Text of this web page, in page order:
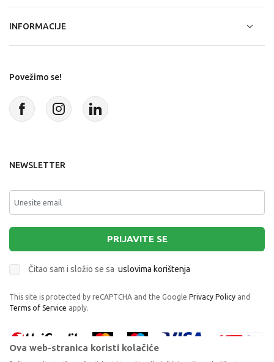
INFORMACIJE
Povežimo se!
NEWSLETTER
PRIJAVITE SE
Čitao sam i složio se sa uslovima korištenja
This site is protected by reCAPTCHA and the Google Privacy Policy and
Terms of Service apply.
Ova web-stranica koristi kolačiće